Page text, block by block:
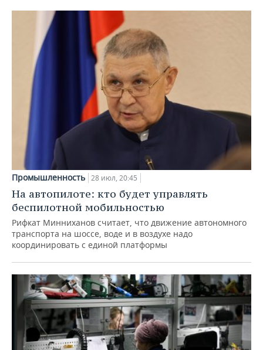
Промышленность 28 июл, 20:45
На автопилоте: кто будет управлять
беспилотной мобильностью
Рифкат Минниханов считает, что движение автономного
транспорта на шоссе, воде и в воздухе надо
координировать с единой платформы